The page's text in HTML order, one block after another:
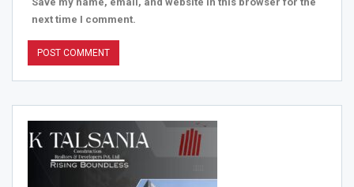
next time I comment.